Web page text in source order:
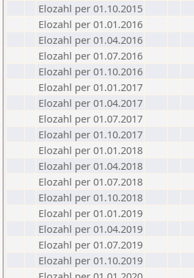
Elozahl per 01.10.2015
Elozahl per 01.01.2016
Elozahl per 01.04.2016
Elozahl per 01.07.2016
Elozahl per 01.10.2016
Elozahl per 01.01.2017
Elozahl per 01.04.2017
Elozahl per 01.07.2017
Elozahl per 01.10.2017
Elozahl per 01.01.2018
Elozahl per 01.04.2018
Elozahl per 01.07.2018
Elozahl per 01.10.2018
Elozahl per 01.01.2019
Elozahl per 01.04.2019
Elozahl per 01.07.2019
Elozahl per 01.10.2019